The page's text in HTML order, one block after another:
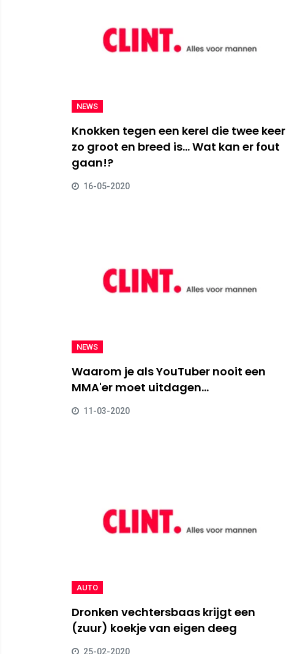
NEWS
Knokken tegen een kerel die twee keer
zo groot en breed is... Wat kan er fout
gaan!?
16-05-2020
NEWS
Waarom je als YouTuber nooit een
MMA'er moet uitdagen...
11-03-2020
AUTO
Dronken vechtersbaas krijgt een
(zuur) koekje van eigen deeg
25-02-2020